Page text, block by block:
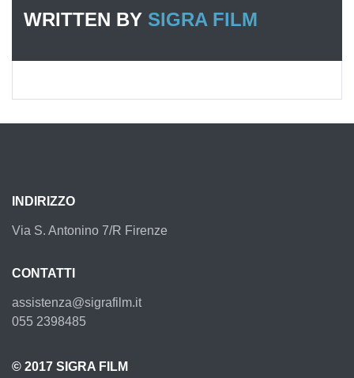
WRITTEN BY SIGRA FILM
INDIRIZZO
Via S. Antonino 7/R Firenze
CONTATTI
assistenza@sigrafilm.it
055 2398485
© 2017 SIGRA FILM